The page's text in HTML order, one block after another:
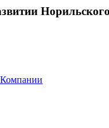
Компании